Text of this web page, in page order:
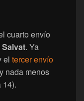
cuarto envío
Salvat. Ya
el tercer envío
nada menos
14).